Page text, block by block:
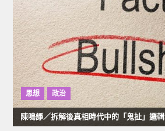
思想 政治
陳鳴諍／拆解後真相時代中的「鬼扯」邏輯